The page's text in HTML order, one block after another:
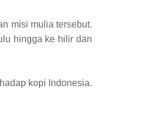
misi mulia tersebut.
hingga ke hilir dan
kopi Indonesia.